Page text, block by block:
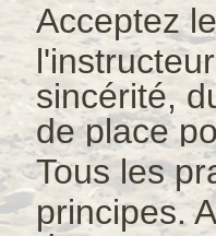
Acceptez
sincérité,
de place
Tous les
principes.